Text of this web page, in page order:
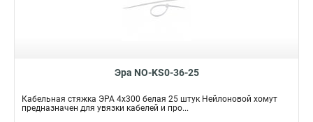
Эра NO-KS0-36-25
Кабельная стяжка ЭРА 4x300 белая 25 штук Нейлоновой хомут
предназначен для увязки кабелей и про...